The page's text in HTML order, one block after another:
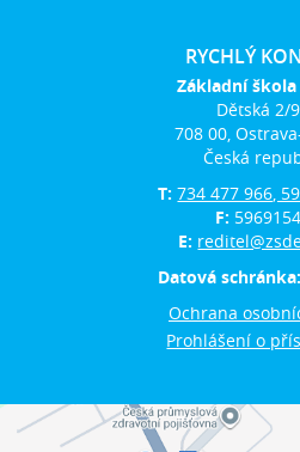
RYCHLÝ
Základní
Dětská 2/
708 00,
Česká
T:734 477 966,
F:
E:
Datová
Ochrana
Prohlášení o